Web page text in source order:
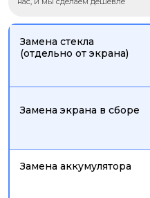
Замена стекла
(отдельно от экрана)
Замена экрана в сборе
Замена аккумулятора